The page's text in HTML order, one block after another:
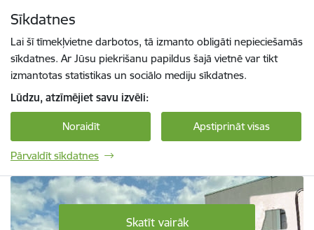
Sīkdatnes
Lai šī tīmekļvietne darbotos, tā izmanto obligāti nepieciešamās
sīkdatnes. Ar Jūsu piekrišanu papildus šajā vietnē var tikt
izmantotas statistikas un sociālo mediju sīkdatnes.
Lūdzu, atzīmējiet savu izvēli:
Noraidīt Apstiprināt visas
Pārvaldīt sīkdatnes
Daugavpils Tehnoloģiju un tūrisma tehnikums
Skatīt vairāk